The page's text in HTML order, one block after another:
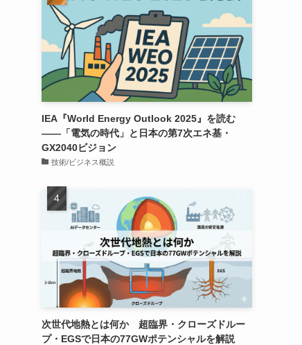
IEA『World Energy Outlook 2025』を読む
――「電気の時代」と日本の第7次エネ基・
GX2040ビジョン
技術/ビジネス概説
次世代地熱とは何か 超臨界・クローズドルー
プ・EGSで日本の77GWポテンシャルを解説